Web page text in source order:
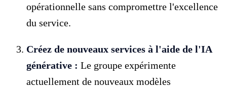
opérationnelle sans compromettre l'excellence
du service.
Créez de nouveaux services à l'aide de l'IA
générative : Le groupe expérimente
actuellement de nouveaux modèles